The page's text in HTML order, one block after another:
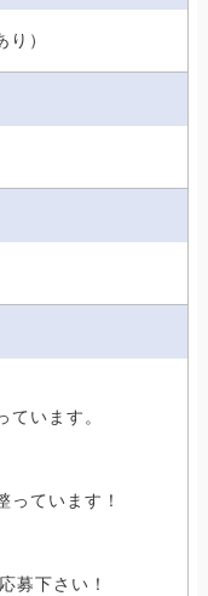
）
います。
っています！
募下さい！